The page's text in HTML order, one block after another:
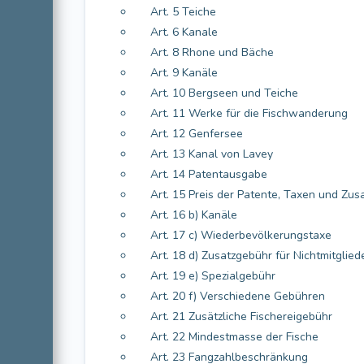
Art. 5 Teiche
Art. 6 Kanale
Art. 8 Rhone und Bäche
Art. 9 Kanäle
Art. 10 Bergseen und Teiche
Art. 11 Werke für die Fischwanderung
Art. 12 Genfersee
Art. 13 Kanal von Lavey
Art. 14 Patentausgabe
Art. 15 Preis der Patente, Taxen und
Art. 16 b) Kanäle
Art. 17 c) Wiederbevölkerungstaxe
Art. 18 d) Zusatzgebühr für
Art. 19 e) Spezialgebühr
Art. 20 f) Verschiedene Gebühren
Art. 21 Zusätzliche Fischereigebühr
Art. 22 Mindestmasse der Fische
Art. 23 Fangzahlbeschränkung